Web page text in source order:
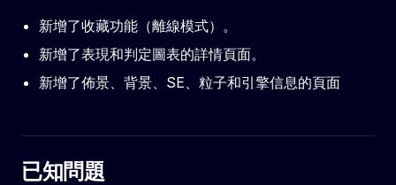
新增了收藏功能（離線模式）。
新增了表現和判定圖表的詳情頁面。
新增了佈景、背景、SE、粒子和引擎信息的頁面
已知問題